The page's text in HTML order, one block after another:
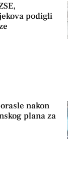
podigli
nakon
plana za